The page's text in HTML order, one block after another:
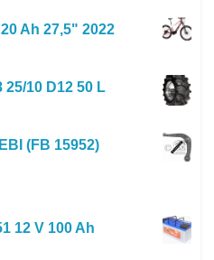
Ah 27,5" 2022
10 D12 50 L
(FB 15952)
12 V 100 Ah